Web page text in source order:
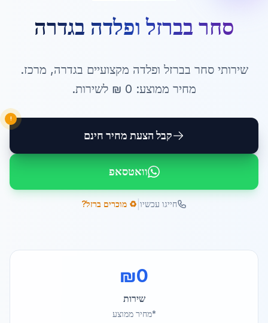
סחר בברזל ופלדה בגדרה
שירותיסחר בברזל ופלדה מקצועיים בגדרה, מרכז.
מחיר ממוצע: 0 ₪ לשירות.
קבל הצעת מחיר חינם
!
וואטסאפ
חייגו עכשיו ♻️ מוכרים ברזל?
₪0
שירות
*מחיר ממוצע